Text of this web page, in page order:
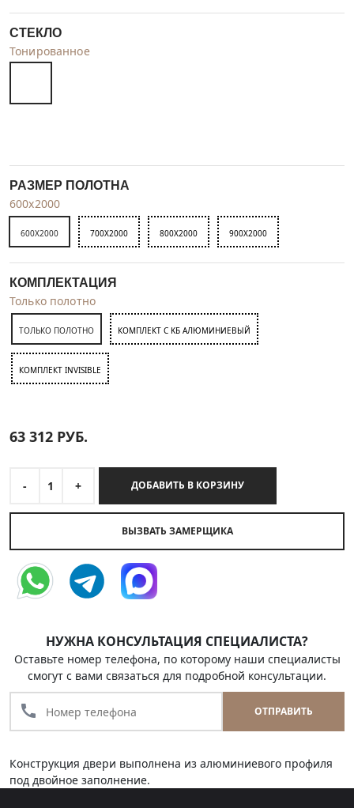
СТЕКЛО
Тонированное
РАЗМЕР ПОЛОТНА
600x2000
600X2000 700X2000 800X2000 900X2000
КОМПЛЕКТАЦИЯ
Только полотно
ТОЛЬКО ПОЛОТНО КОМПЛЕКТ C KБ АЛЮМИНИЕВЫЙ
КОМПЛЕКТ INVISIBLE
63 312 РУБ.
- 1 + ДОБАВИТЬ В КОРЗИНУ
ВЫЗВАТЬ ЗАМЕРЩИКА
НУЖНА КОНСУЛЬТАЦИЯ СПЕЦИАЛИСТА?
Оставьте номер телефона, по которому наши специалисты
смогут с вами связаться для подробной консультации.
call ОТПРАВИТЬ
Конструкция двери выполнена из алюминиевого профиля
под двойное заполнение.